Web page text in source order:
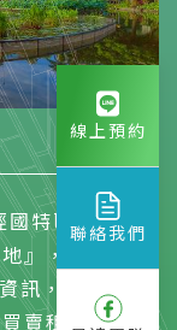
國特區加盟
』，物件資料
訊，是一個專
賣租賃的開發
線上預約
聯絡我們